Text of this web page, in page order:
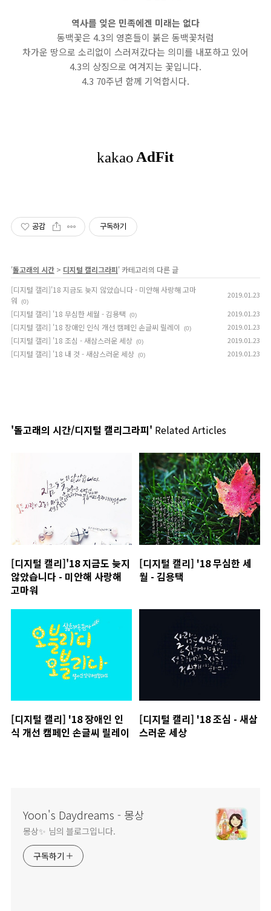
족
-
손
씨
릴
레
이
역사를 잊은 민족에겐 미래는 없다
동백꽃은 4.3의 영혼들이 붉은 동백꽃처럼
차가운 땅으로 소리없이 스러져갔다는 의미를 내포하고 있어
4.3의 상징으로 여겨지는 꽃입니다.
4.3 70주년 함께 기억합시다.
공감 구독하기
'돌고래의 시간 > 디지털 캘리그라피' 카테고리의 다른 글
[디지털 캘리]'18 지금도 늦지 않았습니다 - 미안해 사랑해 고마
워
(0)
2019.01.23
[디지털 캘리] '18 무심한 세월 - 김용택 (0) 2019.01.23
[디지털 캘리] '18 장애인 인식 개선 캠페인 손글씨 릴레이 (0) 2019.01.23
[디지털 캘리] '18 조심 - 새삼스러운 세상 (0) 2019.01.23
[디지털 캘리] '18 내 것 - 새삼스러운 세상 (0) 2019.01.23
'돌고래의 시간/디지털 캘리그라피' Related Articles
[디지털 캘리]'18 지금도 늦지
않았습니다 - 미안해 사랑해
고마워
[디지털 캘리] '18 무심한 세
월 - 김용택
[디지털 캘리] '18 장애인 인
식 개선 캠페인 손글씨 릴레이
[디지털 캘리] '18 조심 - 새삼
스러운 세상
Yoon's Daydreams - 몽상
몽상✨ 님의 블로그입니다.
구독하기